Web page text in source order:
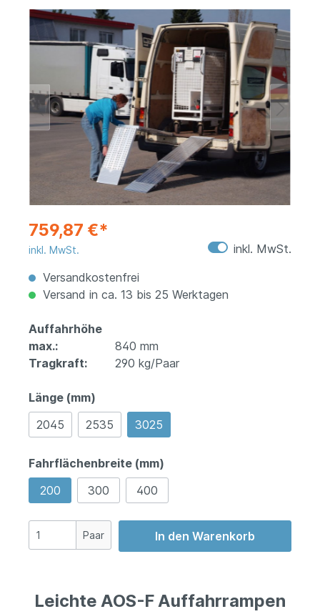
759,87 €*
inkl. MwSt.
inkl. MwSt.
Versandkostenfrei
Versand in ca. 13 bis 25 Werktagen
Auffahrhöhe
max.:
840 mm
Tragkraft:
290 kg/Paar
Länge (mm)
2045
2535 3025
Fahrflächenbreite (mm)
200
300 400
Paar In den Warenkorb
Leichte AOS-F Auffahrrampen